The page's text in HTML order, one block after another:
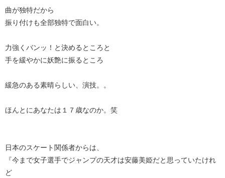
曲が独特だから
振り付けも全部独特で面白い。
力強くバンッ！と決めるところと
手を緩やかに妖艶に振るところ
緩急のある素晴らしい、演技。。
ほんとにあなたは１７歳なのか。笑
日本のスケート関係者からは、
『今まで女子選手でジャンプの天才は安藤美姫だと思っていたけれ
ど